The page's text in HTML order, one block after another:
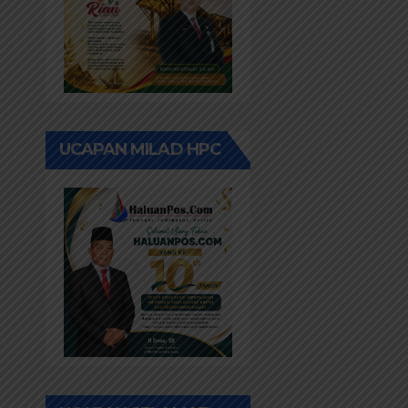
UCAPAN MILAD HPC